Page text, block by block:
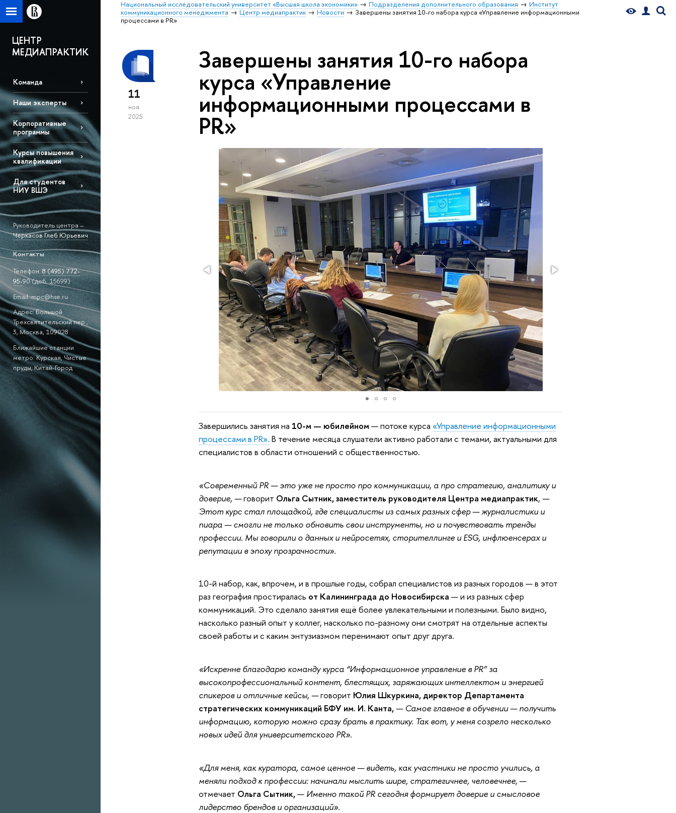
Национальный исследовательский университет «Высшая школа экономики» Подразделения дополнительного образования
Институт
коммуникационного менеджмента
Центр медиапрактик Новости
Завершены занятия 10-го набора курса «Управление информационными
процессами в PR»
ЦЕНТР
МЕДИАПРАКТИК
Команда
Наши эксперты
Корпоративные
программы
Курсы повышения
квалификации
Для студентов
НИУ ВШЭ
Руководитель центра –
Черкасов Глеб Юрьевич
Контакты
Телефон: 8 (495) 772-
95-90 (доб. 15699)
Email: mpc@hse.ru
Адрес: Большой
Трехсвятительский пер.,
3, Москва, 109028
Ближайшие станции
метро: Курская, Чистые
пруды, Китай-Город
11
ноя
2025
Завершены занятия 10-го набора
курса «Управление
информационными процессами в
PR»
Завершились занятия на10-м — юбилейном— потоке курса «Управление информационными
процессами в PR». В течение месяца слушатели активно работали с темами, актуальными для
специалистов в области отношений с общественностью.
«Современный PR — это уже не просто про коммуникации, а про стратегию, аналитику и
доверие, —говорит Ольга Сытник, заместитель руководителя Центра медиапрактик, —
Этот курс стал площадкой, где специалисты из самых разных сфер — журналистики и
пиара — смогли не только обновить свои инструменты, но и почувствовать тренды
профессии. Мы говорили о данных и нейросетях, сторителлинге и ESG, инфлюенсерах и
репутации в эпоху прозрачности».
10-й набор, как, впрочем, и в прошлые годы, собрал специалистов из разных городов — в этот
раз география простиралась от Калининграда до Новосибирска — и из разных сфер
коммуникаций. Это сделало занятия ещё более увлекательными и полезными. Было видно,
насколько разный опыт у коллег, насколько по-разному они смотрят на отдельные аспекты
своей работы и с каким энтузиазмом перенимают опыт друг друга.
«Искренне благодарю команду курса “Информационное управление в PR” за
высокопрофессиональный контент, блестящих, заряжающих интеллектом и энергией
спикеров и отличные кейсы, —говорит Юлия Шкуркина, директор Департамента
стратегических коммуникаций БФУ им. И. Канта,— Самое главное в обучении — получить
информацию, которую можно сразу брать в практику. Так вот, у меня созрело несколько
новых идей для университетского PR».
«Для меня, как куратора, самое ценное — видеть, как участники не просто учились, а
меняли подход к профессии: начинали мыслить шире, стратегичнее, человечнее,—
отмечает Ольга Сытник,— Именно такой PR сегодня формирует доверие и смысловое
лидерство брендов и организаций».